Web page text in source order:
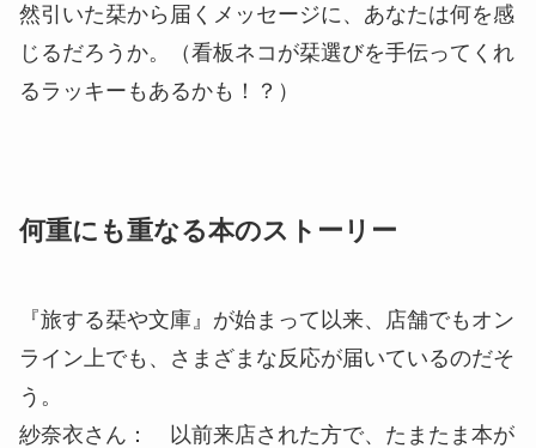
然引いた栞から届くメッセージに、あなたは何を感
じるだろうか。（看板ネコが栞選びを手伝ってくれ
るラッキーもあるかも！？）
何重にも重なる本のストーリー
『旅する栞や文庫』が始まって以来、店舗でもオン
ライン上でも、さまざまな反応が届いているのだそ
う。
紗奈衣さん： 以前来店された方で、たまたま本が